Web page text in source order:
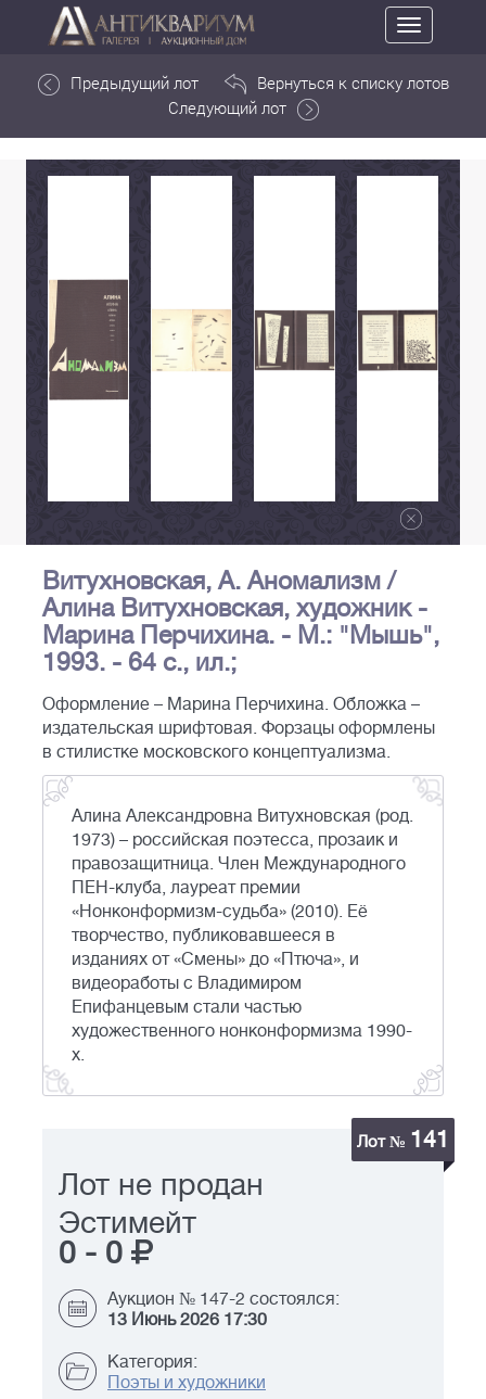
Toggle
navigation
Предыдущий лот
Вернуться к списку лотов
Следующий лот
Витухновская, А. Аномализм /
Алина Витухновская, художник -
Марина Перчихина. - М.: "Мышь",
1993. - 64 с., ил.;
Оформление – Марина Перчихина. Обложка –
издательская шрифтовая. Форзацы оформлены
в стилистке московского концептуализма.
Алина Александровна Витухновская (род.
1973) – российская поэтесса, прозаик и
правозащитница. Член Международного
ПЕН-клуба, лауреат премии
«Нонконформизм-судьба» (2010). Её
творчество, публиковавшееся в
изданиях от «Смены» до «Птюча», и
видеоработы с Владимиром
Епифанцевым стали частью
художественного нонконформизма 1990-
х.
Лот № 141
Лот не продан
Эстимейт
0 - 0
Аукцион № 147-2 состоялся:
13 Июнь 2026 17:30
Категория:
Поэты и художники